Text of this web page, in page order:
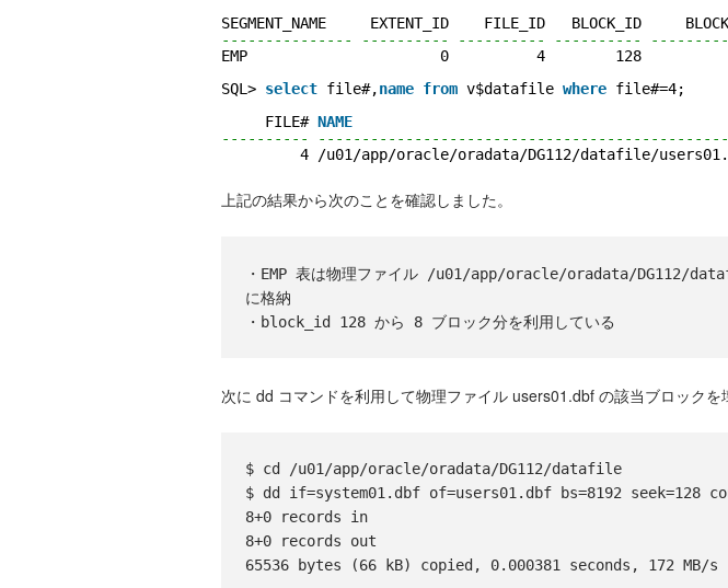
SEGMENT_NAME     EXTENT_ID    FILE_ID   BLOCK_ID
--------------- ---------- ---------- ----------
EMP                      0          4        128
SQL> select file#,name from v$datafile where file#=4;
FILE# NAME
----------
4 /u01/app/oracle/oradata/DG112/datafile/
上記の結果から次のことを確認しました。
・EMP 表は物理ファイル /u01/app/oracle/oradata/DG112/
に格納
次に dd コマンドを利用して物理ファイル users01.dbf の該当ブロックを
$ cd /u01/app/oracle/oradata/DG112/datafile
$ dd if=system01.dbf of=users01.dbf bs=8192 seek=128
8+0 records in
8+0 records out